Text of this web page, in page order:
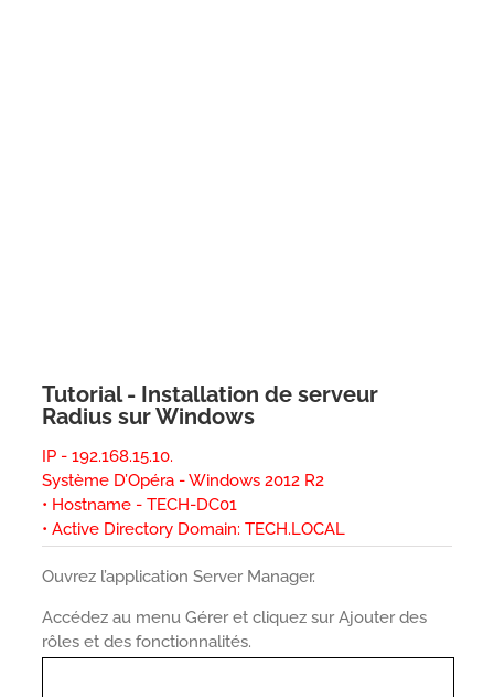
Tutorial - Installation de serveur
Radius sur Windows
IP - 192.168.15.10.
Système D’Opéra - Windows 2012 R2
• Hostname - TECH-DC01
• Active Directory Domain: TECH.LOCAL
Ouvrez l’application Server Manager.
Accédez au menu Gérer et cliquez sur Ajouter des
rôles et des fonctionnalités.